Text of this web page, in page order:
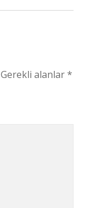
Gerekli alanlar*